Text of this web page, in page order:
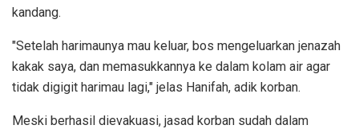
kandang.
"Setelah harimaunya mau keluar, bos mengeluarkan jenazah
kakak saya, dan memasukkannya ke dalam kolam air agar
tidak digigit harimau lagi," jelas Hanifah, adik korban.
Meski berhasil dievakuasi, jasad korban sudah dalam